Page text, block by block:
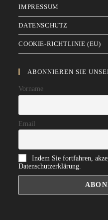
IMPRESSUM
DATENSCHUTZ
COOKIE-RICHTLINIE (EU)
ABONNIEREN SIE
Vorname
Email
Indem Sie fortfahren,
Datenschutzerklärung.